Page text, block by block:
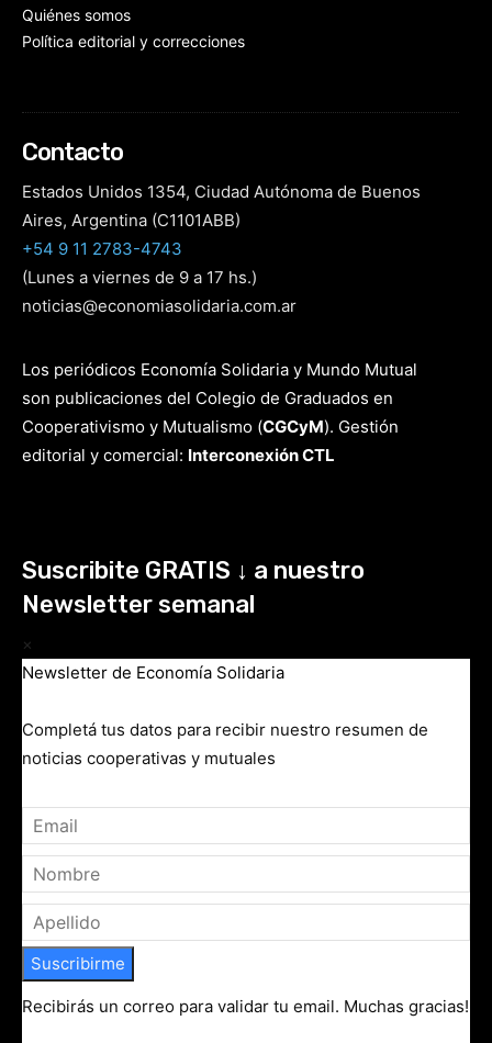
Quiénes somos
Política editorial y correcciones
Contacto
Estados Unidos 1354, Ciudad Autónoma de Buenos
Aires, Argentina (C1101ABB)
+54 9 11 2783-4743
(Lunes a viernes de 9 a 17 hs.)
noticias@economiasolidaria.com.ar
Los periódicos Economía Solidaria y Mundo Mutual
son publicaciones del Colegio de Graduados en
Cooperativismo y Mutualismo (CGCyM). Gestión
editorial y comercial: Interconexión CTL
Suscribite GRATIS ↓ a nuestro
Newsletter semanal
×
Newsletter de Economía Solidaria
Completá tus datos para recibir nuestro resumen de
noticias cooperativas y mutuales
Suscribirme
Recibirás un correo para validar tu email. Muchas gracias!